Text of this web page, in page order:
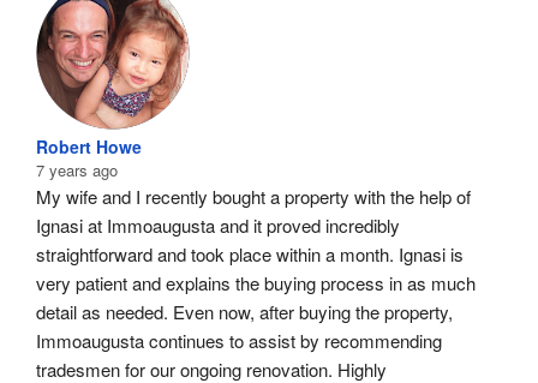
Robert Howe
7 years ago
My wife and I recently bought a property with the help of
Ignasi at Immoaugusta and it proved incredibly
straightforward and took place within a month. Ignasi is
very patient and explains the buying process in as much
detail as needed. Even now, after buying the property,
Immoaugusta continues to assist by recommending
tradesmen for our ongoing renovation. Highly